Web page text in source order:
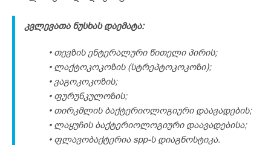
კვლევათა ნუსხას დაემატა:
• თევზის ენტერალური წითელი პირის;
• ლაქტოკოკოზის (სტრეპტოკოკოზი);
• ვაგოკოკოზის;
• ფურუნკულოზის;
• თირკმლის ბაქტერიოლოგიური დაავადების;
• ლაყუჩის ბაქტერიოლოგიური დაავადებისა;
• ფლავობაქტერია spp-ს დიაგნოსტიკა.